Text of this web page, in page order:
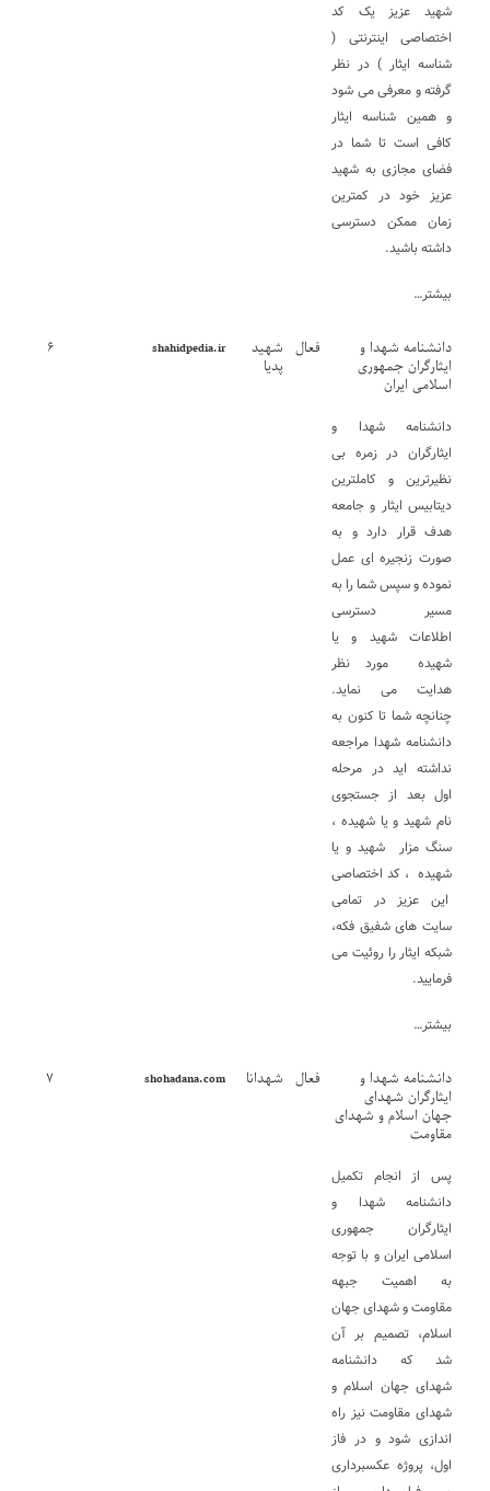
شهید عزیز یک کد
اختصاصی اینترنتی (
شناسه ایثار ) در نظر
گرفته و معرفی می شود
و همین شناسه ایثار
کافی است تا شما در
فضای مجازی به شهید
عزیز خود در کمترین
زمان ممکن دسترسی
داشته باشید.
بیشتر…
دانشنامه شهدا و
ایثارگران جمهوری
اسلامی ایران
دانشنامه شهدا و
ایثارگران در زمره بی
نظیرترین و کاملترین
دیتابیس ایثار و جامعه
هدف قرار دارد و به
صورت زنجیره ای عمل
نموده و سپس شما را به
مسیر دسترسی
اطلاعات شهید و یا
شهیده مورد نظر
هدایت می نماید.
چنانچه شما تا کنون به
دانشنامه شهدا مراجعه
نداشته اید در مرحله
اول بعد از جستجوی
نام شهید و یا شهیده ،
سنگ مزار شهید و یا
شهیده ، کد اختصاصی
این عزیز در تمامی
سایت های شفیق فکه،
شبکه ایثار را روئیت می
فرمایید.
بیشتر…
فعال شهید
پدیا
shahidpedia.ir ۶
دانشنامه شهدا و
ایثارگران شهدای
جهان اسلام و شهدای
مقاومت
پس از انجام تکمیل
دانشنامه شهدا و
ایثارگران جمهوری
اسلامی ایران و با توجه
به اهمیت جبهه
مقاومت و شهدای جهان
اسلام، تصمیم بر آن
شد که دانشنامه
شهدای جهان اسلام و
شهدای مقاومتنیز راه
اندازی شود و در فاز
اول، پروژه عکسبرداری
فعال شهدانا shohadana.com ۷